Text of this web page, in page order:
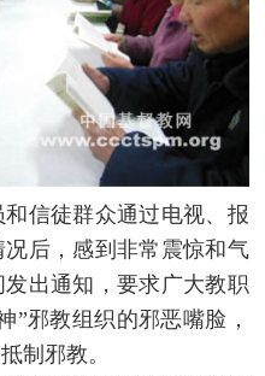
信徒群众通过电视、报
后，感到非常震惊和气
出通知，要求广大教职
”邪教组织的邪恶嘴脸，
制邪教。